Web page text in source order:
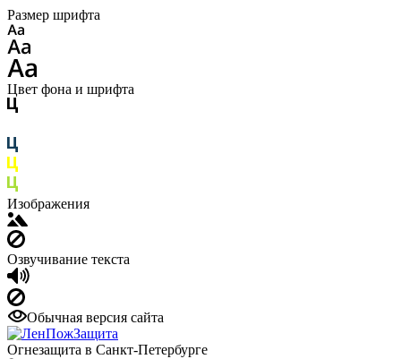
Размер шрифта
Цвет фона и шрифта
Изображения
Озвучивание текста
Обычная версия сайта
Огнезащита в Санкт-Петербурге